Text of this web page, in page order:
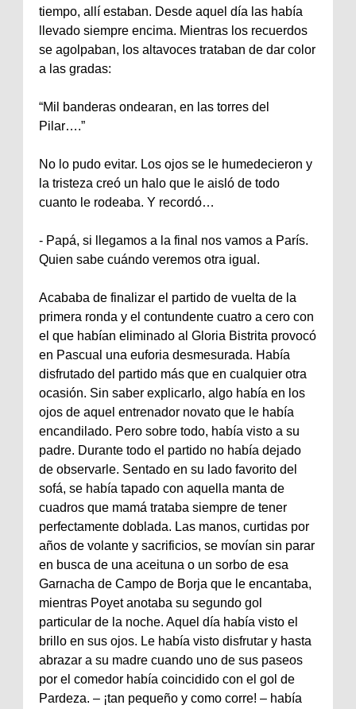
tiempo, allí estaban. Desde aquel día las había
llevado siempre encima. Mientras los recuerdos
se agolpaban, los altavoces trataban de dar color
a las gradas:
“Mil banderas ondearan, en las torres del
Pilar….”
No lo pudo evitar. Los ojos se le humedecieron y
la tristeza creó un halo que le aisló de todo
cuanto le rodeaba. Y recordó…
- Papá, si llegamos a la final nos vamos a París.
Quien sabe cuándo veremos otra igual.
Acababa de finalizar el partido de vuelta de la
primera ronda y el contundente cuatro a cero con
el que habían eliminado al Gloria Bistrita provocó
en Pascual una euforia desmesurada. Había
disfrutado del partido más que en cualquier otra
ocasión. Sin saber explicarlo, algo había en los
ojos de aquel entrenador novato que le había
encandilado. Pero sobre todo, había visto a su
padre. Durante todo el partido no había dejado
de observarle. Sentado en su lado favorito del
sofá, se había tapado con aquella manta de
cuadros que mamá trataba siempre de tener
perfectamente doblada. Las manos, curtidas por
años de volante y sacrificios, se movían sin parar
en busca de una aceituna o un sorbo de esa
Garnacha de Campo de Borja que le encantaba,
mientras Poyet anotaba su segundo gol
particular de la noche. Aquel día había visto el
brillo en sus ojos. Le había visto disfrutar y hasta
abrazar a su madre cuando uno de sus paseos
por el comedor había coincidido con el gol de
Pardeza. – ¡tan pequeño y como corre! – había